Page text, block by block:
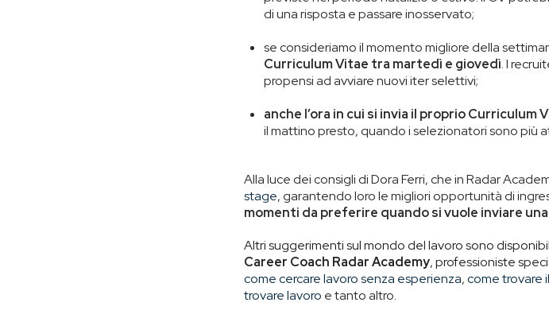
di una risposta e passare inosservato;
se consideriamo il momento migliore della
Curriculum Vitae tra martedì e giovedì. I
propensi ad avviare nuovi iter selettivi;
anche l’ora in cui si invia il proprio
il mattino presto, quando i selezionatori sono più
Alla luce dei consigli di Dora Ferri, che in Radar
stage, garantendo loro le migliori opportunità di
momenti da preferire quando si vuole inviare
Altri suggerimenti sul mondo del lavoro sono
Career Coach Radar Academy, professioniste
come cercare lavoro senza esperienza,come trovare
trovare lavoro e tanto altro.